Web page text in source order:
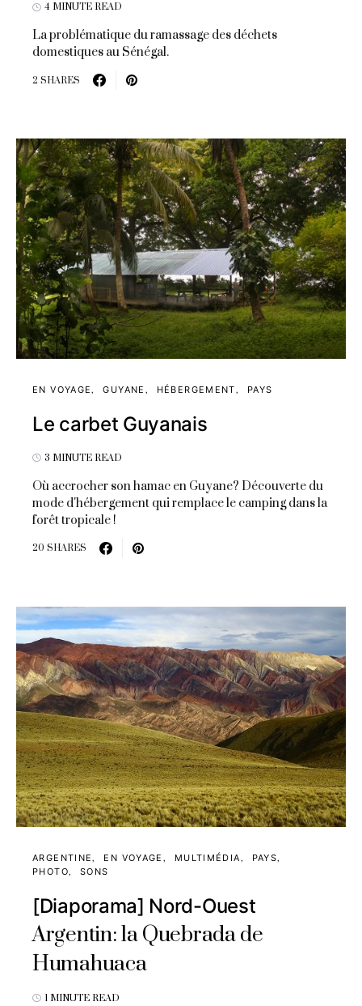
4 MINUTE READ
La problématique du ramassage des déchets
domestiques au Sénégal.
2 SHARES
EN VOYAGE GUYANE HÉBERGEMENT PAYS
Le carbet Guyanais
3 MINUTE READ
Où accrocher son hamac en Guyane? Découverte du
mode d'hébergement qui remplace le camping dans la
forêt tropicale !
20 SHARES
ARGENTINE EN VOYAGE MULTIMÉDIA
PAYS
PHOTO
SONS
[Diaporama] Nord-Ouest
Argentin: la Quebrada de
Humahuaca
1 MINUTE READ